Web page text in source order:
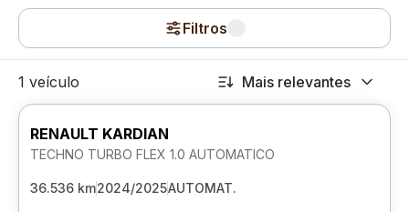
Filtros
1 veículo Mais relevantes
RENAULT KARDIAN
TECHNO TURBO FLEX 1.0 AUTOMATICO
36.536 km2024/2025AUTOMAT.